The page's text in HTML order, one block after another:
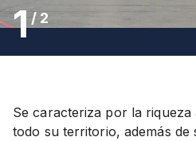
1 / 2
Se caracteriza por la
todo su territorio, además de